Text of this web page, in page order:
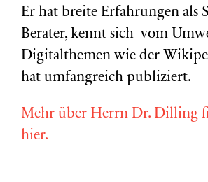
Er hat breite Erfahrungen als
Berater, kennt sich vom
Digitalthemen wie der
hat umfangreich publiziert.
Mehr über Herrn Dr. Dilling
hier.